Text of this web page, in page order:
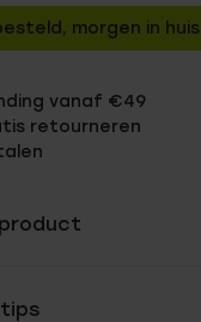
morgen in huis
vanaf €49
retourneren